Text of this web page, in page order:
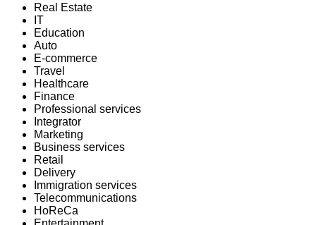
Real Estate
IT
Education
Auto
E-commerce
Travel
Healthcare
Finance
Professional services
Integrator
Marketing
Business services
Retail
Delivery
Immigration services
Telecommunications
HoReCa